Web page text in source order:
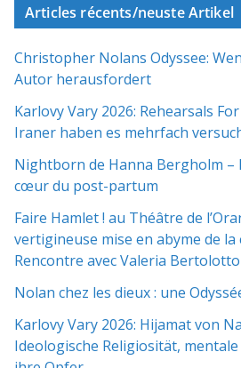
Articles récents/neuste Artikel
Christopher Nolans Odyssee:
Autor herausfordert
Karlovy Vary 2026: Rehearsals
Iraner haben es mehrfach
Nightborn de Hanna Bergholm –
cœur du post-partum
Faire Hamlet ! au Théâtre de
vertigineuse mise en abyme de
Rencontre avec Valeria Bertolotto
Nolan chez les dieux : une
Karlovy Vary 2026: Hijamat von
Ideologische Religiosität,